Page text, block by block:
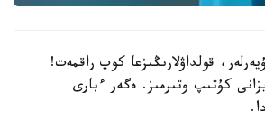
قولداۋلارىڭىزعا كوپ راقمەت!
كۇتىپ وتىرمىز. ەگەر ءبارى